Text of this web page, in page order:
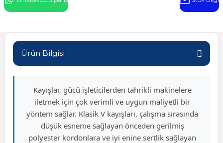
Rulman
Ürün Bilgisi
Kayışlar, gücü işleticilerden tahrikli makinelere
iletmek için çok verimli ve uygun maliyetli bir
yöntem sağlar. Klasik V kayışları, çalışma sırasında
düşük esneme sağlayan önceden gerilmiş
polyester kordonlara ve iyi enine sertlik sağlayan